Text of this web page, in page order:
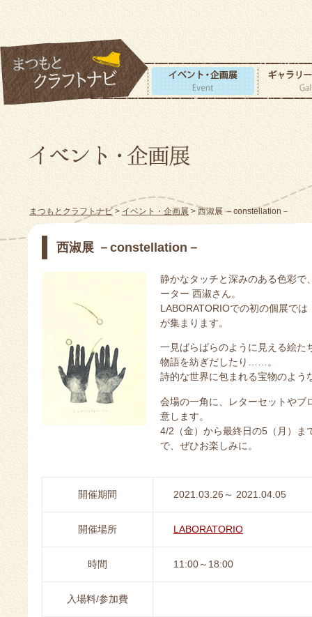
まつもとクラフトナビ>イベント・企画展> 西淑展 －constellation－
西淑展 －constellation－
静かなタッチと深みのある色彩で
ーター 西淑さん。
LABORATORIOでの初の個展で
が集まります。
一見ばらばらのように見える絵た
物語を紡ぎだしたり……。
詩的な世界に包まれる宝物のよう
会場の一角に、レターセットやブ
意します。
4/2（金）から最終日の5（月）ま
で、ぜひお楽しみに。
開催期間 2021.03.26～ 2021.04.05
開催場所 LABORATORIO
時間 11:00～18:00
入場料/参加費